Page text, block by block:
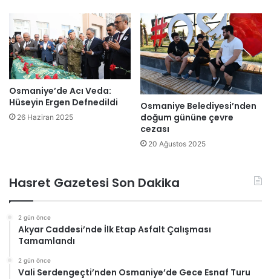
Osmaniye’de Acı Veda:
Hüseyin Ergen Defnedildi
26 Haziran 2025
Osmaniye Belediyesi’nden
doğum gününe çevre
cezası
20 Ağustos 2025
Hasret Gazetesi Son Dakika
2 gün önce
Akyar Caddesi’nde İlk Etap Asfalt Çalışması
Tamamlandı
2 gün önce
Vali Serdengeçti’nden Osmaniye’de Gece Esnaf Turu